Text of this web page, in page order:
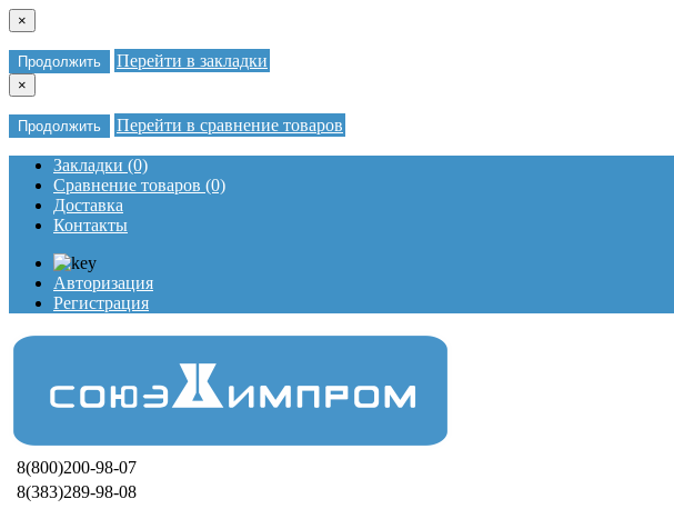
×
Продолжить Перейти в закладки
×
Продолжить Перейти в сравнение товаров
Закладки (0)
Сравнение товаров (0)
Доставка
Контакты
Авторизация
Регистрация
8(800)200-98-07
8(383)289-98-08